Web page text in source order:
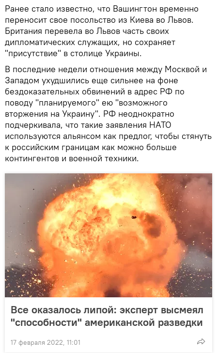
Ранее стало известно, что Вашингтон временно
переносит свое посольство из Киева во Львов.
Британия перевела во Львов часть своих
дипломатических служащих, но сохраняет
"присутствие" в столице Украины.
В последние недели отношения между Москвой и
Западом ухудшились еще сильнее на фоне
бездоказательных обвинений в адрес РФ по
поводу "планируемого" ею "возможного
вторжения на Украину". РФ неоднократно
подчеркивала, что такие заявления НАТО
используются альянсом как предлог, чтобы стянуть
к российским границам как можно больше
контингентов и военной техники.
Все оказалось липой: эксперт высмеял
"способности" американской разведки
17 февраля 2022, 11:01